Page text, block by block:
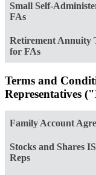
Small Self-
FAs
Retirement Annuity
for FAs
Terms and
Representatives
Family Account
Stocks and Shares
Reps